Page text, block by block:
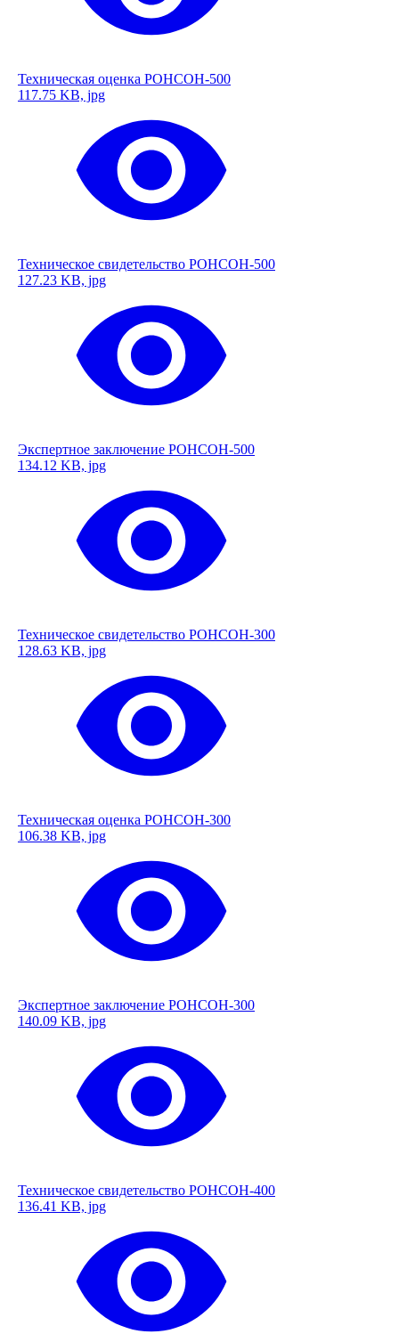
Техническая оценка РОНСОН-500
117.75 KB, jpg
Техническое свидетельство РОНСОН-500
127.23 KB, jpg
Экспертное заключение РОНСОН-500
134.12 KB, jpg
Техническое свидетельство РОНСОН-300
128.63 KB, jpg
Техническая оценка РОНСОН-300
106.38 KB, jpg
Экспертное заключение РОНСОН-300
140.09 KB, jpg
Техническое свидетельство РОНСОН-400
136.41 KB, jpg